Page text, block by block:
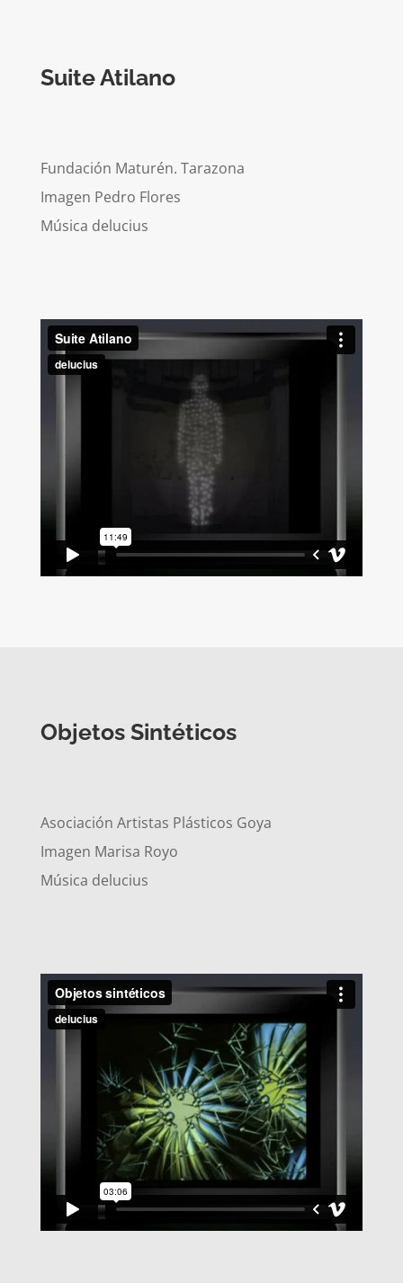
Suite Atilano
Fundación Maturén. Tarazona
Imagen Pedro Flores
Música delucius
Objetos Sintéticos
Asociación Artistas Plásticos Goya
Imagen Marisa Royo
Música delucius